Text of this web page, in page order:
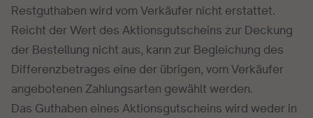
Restguthaben wird vom Verkäufer nicht erstattet.
Reicht der Wert des Aktionsgutscheins zur Deckung
der Bestellung nicht aus, kann zur Begleichung des
Differenzbetrages eine der übrigen, vom Verkäufer
angebotenen Zahlungsarten gewählt werden.
Das Guthaben eines Aktionsgutscheins wird weder in